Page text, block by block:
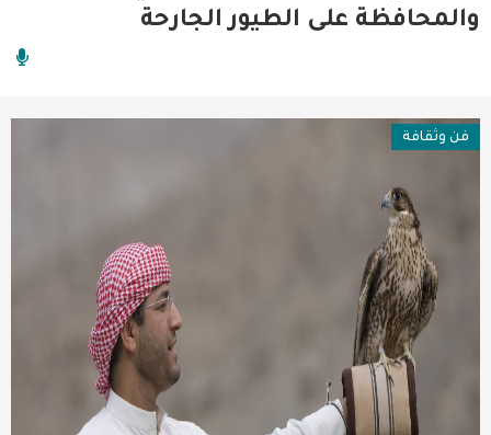
والمحافظة على الطيور الجارحة
فن وثقافة
امنية
فن وثقافة
عربية ودولية
تقنيات
تحقيقات صحفية
مقالات
عامة ومنوعات